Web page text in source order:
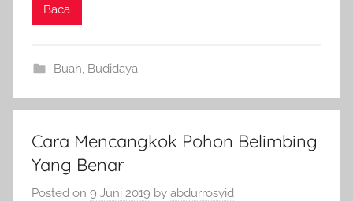
Baca
Buah, Budidaya
Cara Mencangkok Pohon Belimbing
Yang Benar
Posted on 9 Juni 2019 by abdurrosyid